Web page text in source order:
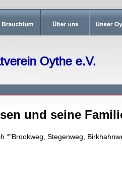
Oythe e.V.
und seine
“"Brookweg, Stegenweg,